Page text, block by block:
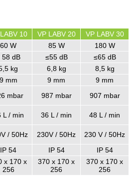
10 VP LABV 20
VP LABV 30
60 W 85 W
180 W
58 dB ≤55 dB
≤65 dB
kg 6,8 kg
8,5 kg
9 mm 9 mm
9 mm
mbar 987 mbar
907 mbar
L / min 36 L / min
48 L / min
/ 50Hz 230V / 50Hz
230 V / 50Hz
IP 54 IP 54
IP 54
x 170 x
256
370 x 170 x
256
370 x 170 x
256